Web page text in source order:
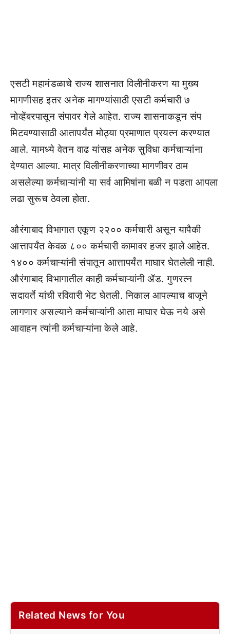
एसटी महामंडळाचे राज्य शासनात विलीनीकरण या मुख्य
मागणीसह इतर अनेक मागण्यांसाठी एसटी कर्मचारी ७
नोव्हेंबरपासून संपावर गेले आहेत. राज्य शासनाकडून संप
मिटवण्यासाठी आतापर्यंत मोठ्या प्रमाणात प्रयत्न करण्यात
आले. यामध्ये वेतन वाढ यांसह अनेक सुविधा कर्मचाऱ्यांना
देण्यात आल्या. मात्र विलीनीकरणाच्या मागणीवर ठाम
असलेल्या कर्मचाऱ्यांनी या सर्व आमिषांना बळी न पडता आपला
लढा सुरूच ठेवला होता.
औरंगाबाद विभागात एकूण २२०० कर्मचारी असून यापैकी
आत्तापर्यंत केवळ ८०० कर्मचारी कामावर हजर झाले आहेत.
१४०० कर्मचाऱ्यांनी संपातून आत्तापर्यंत माघार घेतलेली नाही.
औरंगाबाद विभागातील काही कर्मचाऱ्यांनी ॲड. गुणरत्न
सदावर्ते यांची रविवारी भेट घेतली. निकाल आपल्याच बाजूने
लागणार असल्याने कर्मचाऱ्यांनी आता माघार घेऊ नये असे
आवाहन त्यांनी कर्मचाऱ्यांना केले आहे.
Related News for You